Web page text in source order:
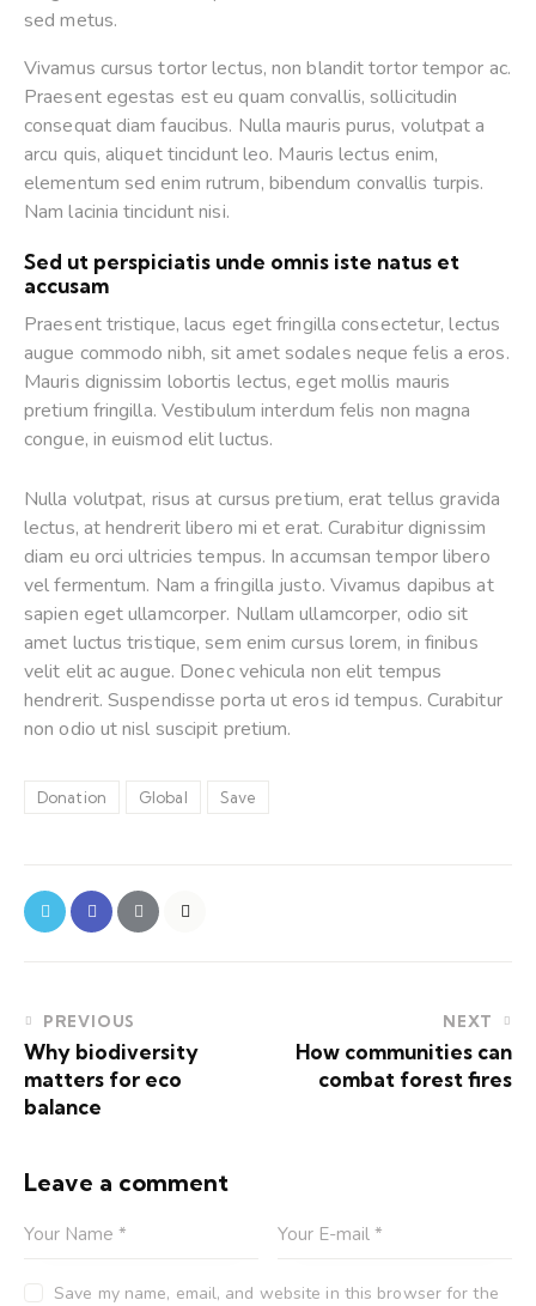
sed metus.
Vivamus cursus tortor lectus, non blandit tortor tempor ac.
Praesent egestas est eu quam convallis, sollicitudin
consequat diam faucibus. Nulla mauris purus, volutpat a
arcu quis, aliquet tincidunt leo. Mauris lectus enim,
elementum sed enim rutrum, bibendum convallis turpis.
Nam lacinia tincidunt nisi.
Sed ut perspiciatis unde omnis iste natus et
accusam
Praesent tristique, lacus eget fringilla consectetur, lectus
augue commodo nibh, sit amet sodales neque felis a eros.
Mauris dignissim lobortis lectus, eget mollis mauris
pretium fringilla. Vestibulum interdum felis non magna
congue, in euismod elit luctus.
Nulla volutpat, risus at cursus pretium, erat tellus gravida
lectus, at hendrerit libero mi et erat. Curabitur dignissim
diam eu orci ultricies tempus. In accumsan tempor libero
vel fermentum. Nam a fringilla justo. Vivamus dapibus at
sapien eget ullamcorper. Nullam ullamcorper, odio sit
amet luctus tristique, sem enim cursus lorem, in finibus
velit elit ac augue. Donec vehicula non elit tempus
hendrerit. Suspendisse porta ut eros id tempus. Curabitur
non odio ut nisl suscipit pretium.
Donation Global Save
PREVIOUS
Why biodiversity
matters for eco
balance
NEXT
How communities can
combat forest fires
Leave a comment
Save my name, email, and website in this browser for the